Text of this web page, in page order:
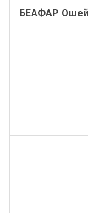
БЕАФАР